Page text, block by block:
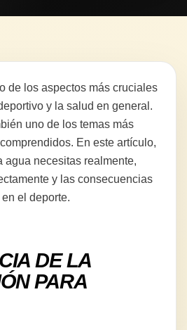
de los aspectos más cruciales
y la salud en general.
uno de los temas más
En este artículo,
agua necesitas realmente,
y las consecuencias
el deporte.
DE LA
PARA